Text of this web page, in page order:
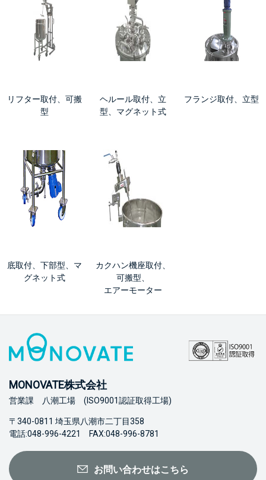
リフター取付、可搬
型
ヘルール取付、立
型、マグネット式
フランジ取付、立型
底取付、下部型、マ
グネット式
カクハン機座取付、
可搬型、
エアーモーター
MONOVATE株式会社
営業課 八潮工場 (ISO9001認証取得工場)
〒340-0811 埼玉県八潮市二丁目358
電話:048-996-4221 FAX:048-996-8781
お問い合わせはこちら